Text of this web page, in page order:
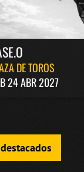
DE TOROS
24 ABR 2027